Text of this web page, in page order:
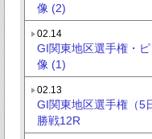
像 (2)
02.14
GI関東地区選手権・
像 (1)
02.13
GI関東地区選手権（5
勝戦12R